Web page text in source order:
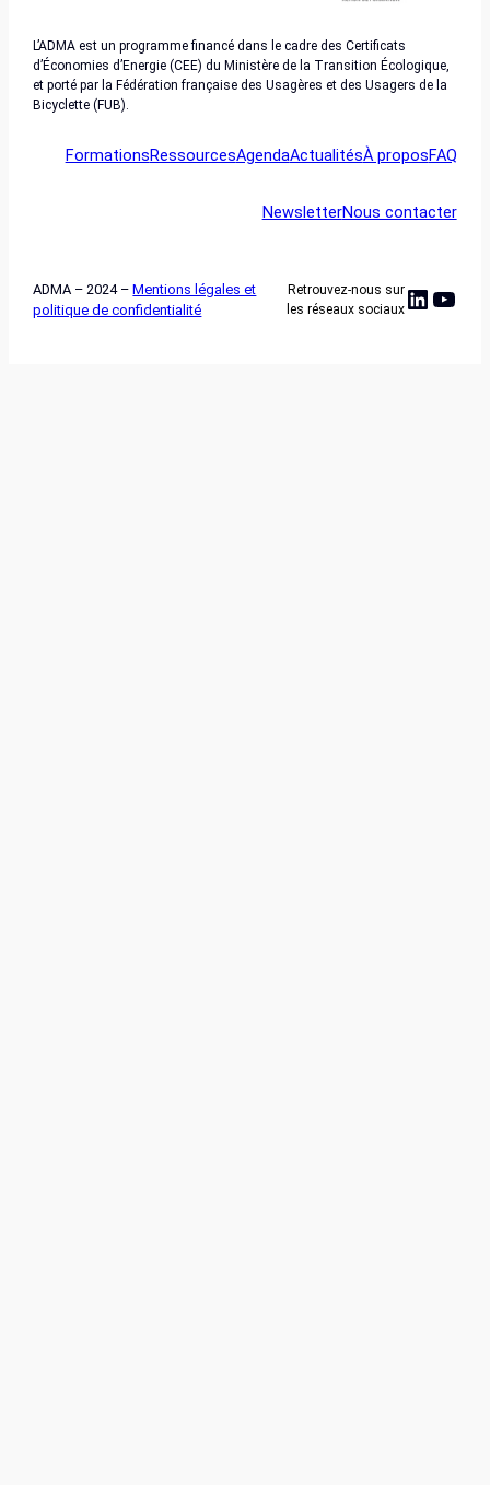
L’ADMA est un programme financé dans le cadre des Certificats
d’Économies d’Energie (CEE) du Ministère de la Transition Écologique,
et porté par la Fédération française des Usagères et des Usagers de la
Bicyclette (FUB).
FormationsRessourcesAgendaActualitésÀ proposFAQ
NewsletterNous contacter
ADMA – 2024 –Mentions légales et
politique de confidentialité
Retrouvez-nous sur
les réseaux sociaux